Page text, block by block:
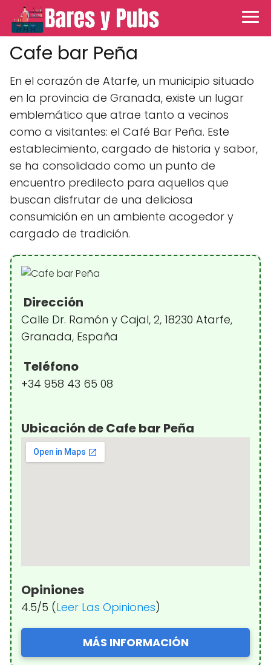
Cafe bar Peña
En el corazón de Atarfe, un municipio situado
en la provincia de Granada, existe un lugar
emblemático que atrae tanto a vecinos
como a visitantes: el Café Bar Peña. Este
establecimiento, cargado de historia y sabor,
se ha consolidado como un punto de
encuentro predilecto para aquellos que
buscan disfrutar de una deliciosa
consumición en un ambiente acogedor y
cargado de tradición.
Dirección
Calle Dr. Ramón y Cajal, 2, 18230 Atarfe,
Granada, España
Teléfono
+34 958 43 65 08
Ubicación de Cafe bar Peña
Opiniones
4.5/5 (Leer Las Opiniones)
MÁS INFORMACIÓN